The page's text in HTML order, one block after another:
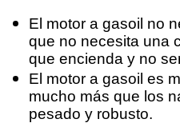
El motor a gasoil no
que no necesita una
que encienda y no
El motor a gasoil es
mucho más que los
pesado y robusto.